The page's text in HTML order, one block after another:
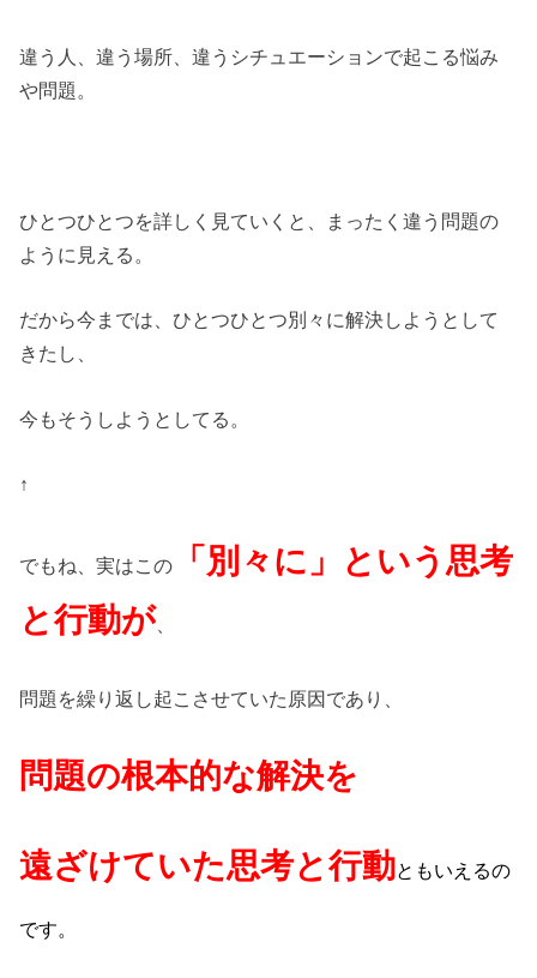
違う人、違う場所、違うシチュエーションで起こる悩み
や問題。
ひとつひとつを詳しく見ていくと、まったく違う問題の
ように見える。
だから今までは、ひとつひとつ別々に解決しようとして
きたし、
今もそうしようとしてる。
↑
でもね、実はこの
「別々に」という思考
と行動が
問題を繰り返し起こさせていた原因であり、
問題の根本的な解決を
遠ざけていた思考と行動ともいえるの
です。